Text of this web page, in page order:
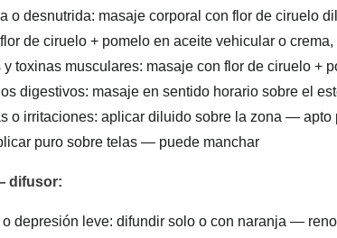
o desnutrida: masaje corporal con flor de ciruelo
de ciruelo + pomelo en aceite vehicular o
toxinas musculares: masaje con flor de ciruelo +
digestivos: masaje en sentido horario sobre el
o irritaciones: aplicar diluido sobre la zona — apto
puro sobre telas — puede manchar
difusor:
o depresión leve: difundir solo o con naranja —